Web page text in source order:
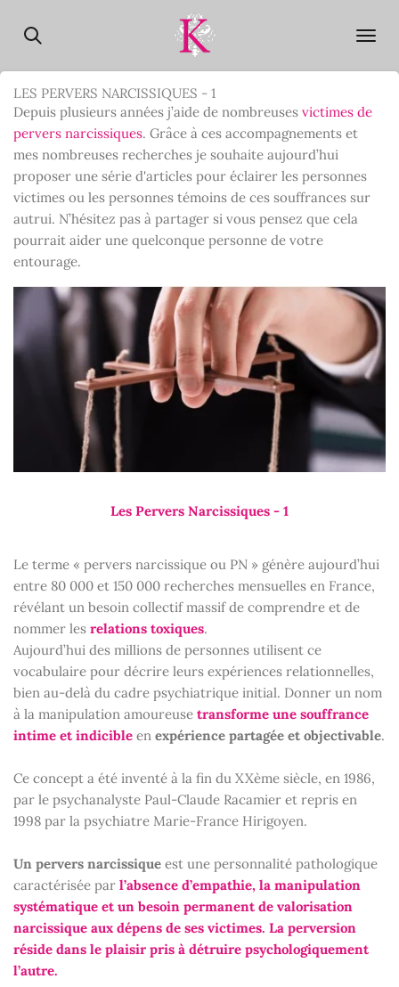
LES PERVERS NARCISSIQUES - 1
Depuis plusieurs années j’aide de nombreuses victimes de
pervers narcissiques. Grâce à ces accompagnements et
mes nombreuses recherches je souhaite aujourd’hui
proposer une série d'articles pour éclairer les personnes
victimes ou les personnes témoins de ces souffrances sur
autrui. N’hésitez pas à partager si vous pensez que cela
pourrait aider une quelconque personne de votre
entourage.
Les Pervers Narcissiques - 1
Le terme « pervers narcissique ou PN » génère aujourd’hui
entre 80 000 et 150 000 recherches mensuelles en France,
révélant un besoin collectif massif de comprendre et de
nommer les relations toxiques.
Aujourd’hui des millions de personnes utilisent ce
vocabulaire pour décrire leurs expériences relationnelles,
bien au-delà du cadre psychiatrique initial. Donner un nom
à la manipulation amoureuse transforme une souffrance
intime et indicible en expérience partagée et objectivable.
Ce concept a été inventé à la fin du XXème siècle, en 1986,
par le psychanalyste Paul-Claude Racamier et repris en
1998 par la psychiatre Marie-France Hirigoyen.
Un pervers narcissique est une personnalité pathologique
caractérisée par l’absence d’empathie, la manipulation
systématique et un besoin permanent de valorisation
narcissique aux dépens de ses victimes. La perversion
réside dans le plaisir pris à détruire psychologiquement
l’autre.